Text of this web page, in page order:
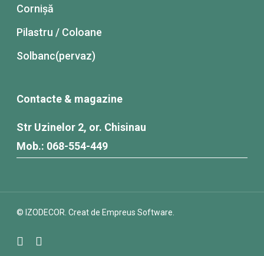
Cornișă
Pilastru / Coloane
Solbanc(pervaz)
Contacte & magazine
Str Uzinelor 2, or. Chisinau
Mob.: 068-554-449
© IZODECOR. Creat de Empreus Software.
facebookinstagram